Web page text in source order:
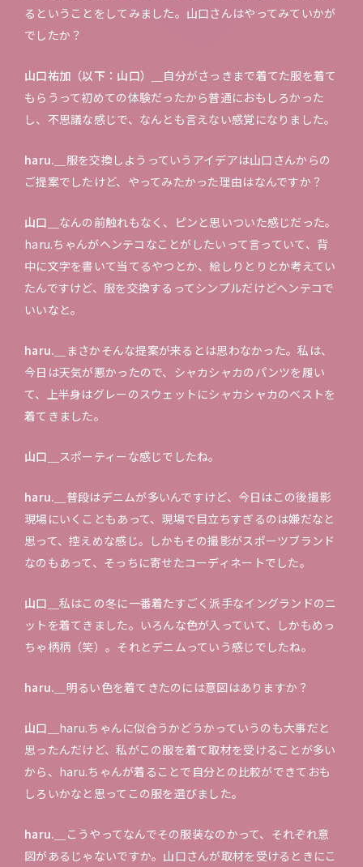
るということをしてみました。山口さんはやってみていかが
でしたか？
山口祐加（以下：山口）＿ 自分がさっきまで着てた服を着て
もらうって初めての体験だったから普通におもしろかった
し、不思議な感じで、なんとも言えない感覚になりました。
haru.＿ 服を交換しようっていうアイデアは山口さんからの
ご提案でしたけど、やってみたかった理由はなんですか？
山口＿ なんの前触れもなく、ピンと思いついた感じだった。
haru.ちゃんがヘンテコなことがしたいって言っていて、背
中に文字を書いて当てるやつとか、絵しりとりとか考えてい
たんですけど、服を交換するってシンプルだけどヘンテコで
いいなと。
haru.＿
まさかそんな提案が来るとは思わなかった。私は、
今日は天気が悪かったので、シャカシャカのパンツを履い
て、上半身はグレーのスウェットにシャカシャカのベストを
着てきました。
山口＿ スポーティーな感じでしたね。
haru.＿ 普段はデニムが多いんですけど、今日はこの後撮影
現場にいくこともあって、現場で目立ちすぎるのは嫌だなと
思って、控えめな感じ。しかもその撮影がスポーツブランド
なのもあって、そっちに寄せたコーディネートでした。
山口＿ 私はこの冬に一番着たすごく派手なイングランドのニ
ットを着てきました。いろんな色が入っていて、しかもめっ
ちゃ柄柄（笑）。それとデニムっていう感じでしたね。
haru.＿ 明るい色を着てきたのには意図はありますか？
山口＿ haru.ちゃんに似合うかどうかっていうのも大事だと
思ったんだけど、私がこの服を着て取材を受けることが多い
から、haru.ちゃんが着ることで自分との比較ができておも
しろいかなと思ってこの服を選びました。
haru.＿
こうやってなんでその服装なのかって、それぞれ意
図があるじゃないですか。山口さんが取材を受けるときにこ